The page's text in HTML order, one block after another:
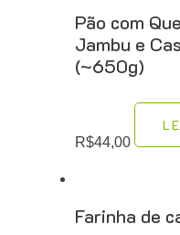
Pão com
Jambu e
(~650g)
R$44,00
Farinha de